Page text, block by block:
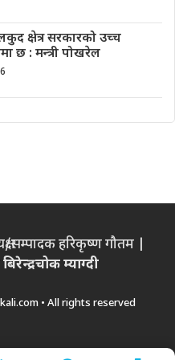
क्षेत्र सरकारको उच्च
छ : मन्त्री पोखरेल
सम्पादक हरिकृष्ण गौतम |
म्याग्दी
• All rights reserved